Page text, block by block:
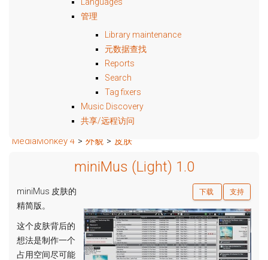
MediaMonkey 4 > 外貌 > 皮肤
miniMus (Light) 1.0
下载 支持
miniMus 皮肤的
精简版。
这个皮肤背后的
想法是制作一个
占用空间尽可能
管理
Library maintenance
元数据查找
Reports
Search
Tag fixers
Music Discovery
共享/远程访问